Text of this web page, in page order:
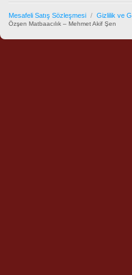
Mesafeli Satış Sözleşmesi / Gizlilik ve
Özşen Matbaacılık – Mehmet Akif Şen